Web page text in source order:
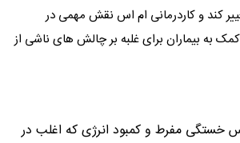
کند و کاردرمانی ام اس نقش مهمی در
به بیماران برای غلبه بر چالش های ناشی از
مفرط و کمبود انرژی که اغلب در